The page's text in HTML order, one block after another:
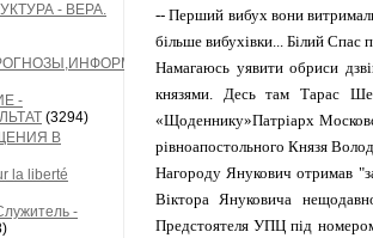
- ВЕРА.
-
(3294)
В
la liberté
-
-- Перший вибух вони
більше вибухівки... Білий Спас
Намагаюсь уявити обриси
князями. Десь там Тарас
«Щоденнику»Патріарх
рівноапостольного Князя
Нагороду Янукович отримав
Віктора Януковича
Предстоятеля УПЦ під